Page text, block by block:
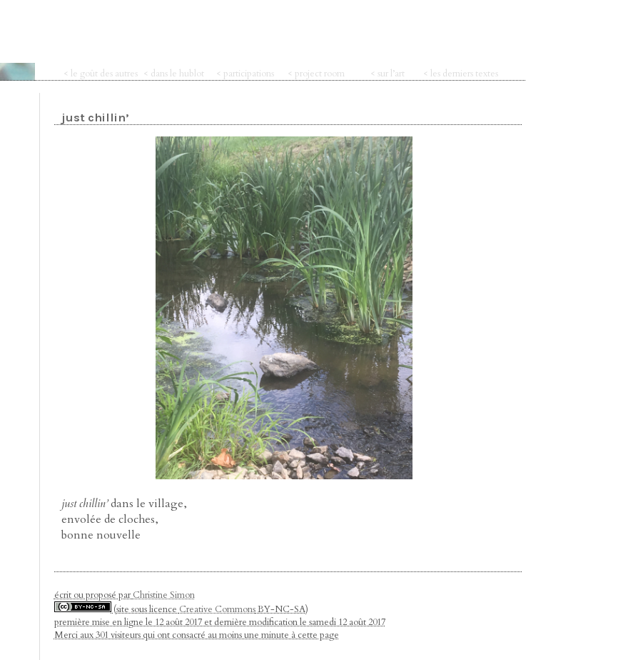
< le goût des autres < dans le hublot < participations < project room < sur l’art < les derniers textes
just chillin’
just chillin’dans le village,
envolée de cloches,
bonne nouvelle
écrit ou proposé parChristine Simon
(site sous licence Creative CommonsBY-NC-SA)
première mise en ligne le 12 août 2017 et dernière modification le samedi 12 août 2017
Merci aux 301 visiteurs qui ont consacré au moins une minute à cette page